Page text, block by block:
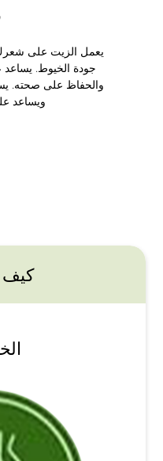
يعمل الزيت على
جودة الخيوط.
والحفاظ على صحته.
ويساعد